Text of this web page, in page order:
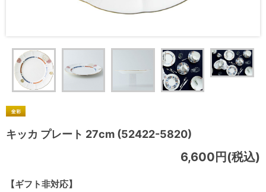
キッカ プレート 27cm (52422-5820)
【ギフト非対応】
6,600円(税込)